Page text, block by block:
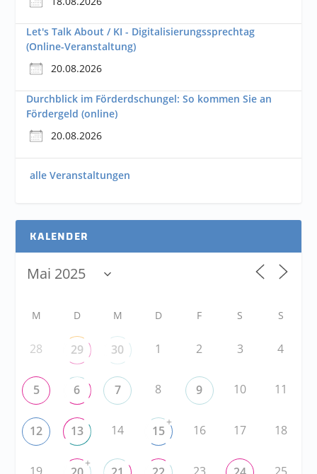
Let's Talk About / KI - Digitalisierungssprechtag
(Online-Veranstaltung)
20.08.2026
Durchblick im Förderdschungel: So kommen Sie an
Fördergeld (online)
20.08.2026
alle Veranstaltungen
KALENDER
M D M D F S S
28 29 30 1 2 3 4
5 6 7 8 9 10 11
12 13 14 15
+
16 17 18
19
+
23 25